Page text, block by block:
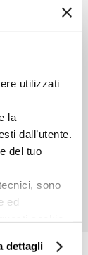
utilizzati
la
dall’utente.
del tuo
sono
ed
solo
dettagli